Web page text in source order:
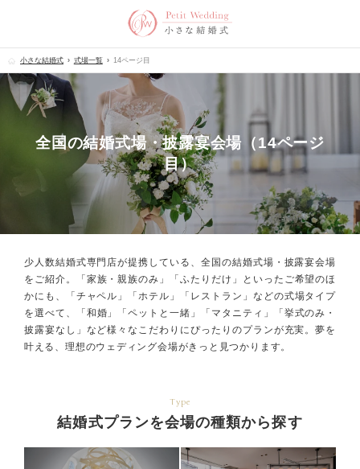
小さな結婚式 式場一覧 14ページ目
全国の結婚式場・披露宴会場（14ページ
目）
少人数結婚式専門店が提携している、全国の結婚式場・披露宴会場
をご紹介。
「家族・親族のみ」「ふたりだけ」といったご希望のほ
かにも、
「チャペル」「ホテル」「レストラン」などの式場タイプ
を選べて、
「和婚」「ペットと一緒」「マタニティ」「挙式のみ・
披露宴なし」など様々なこだわりにぴったりのプランが充実。夢を
叶える、理想のウェディング会場がきっと見つかります。
Type
結婚式プランを会場の種類から探す